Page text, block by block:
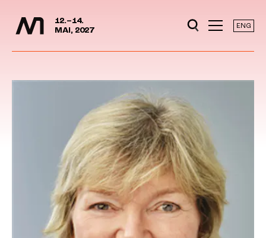
Hopp til hovedinnhold
12.–14.
MAI, 2027
ENG